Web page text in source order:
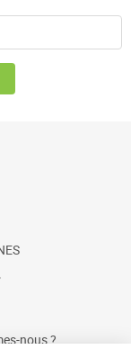
nous ?